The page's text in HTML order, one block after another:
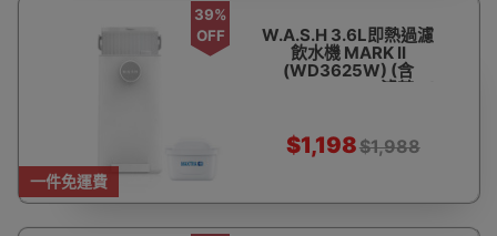
一件免運費
39%
OFF
W.A.S.H 3.6L即熱過濾
飲水機 MARK II
(WD3625W) (含
BRITA Maxtra+濾芯*1)
$1,198$1,988